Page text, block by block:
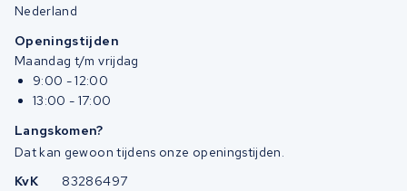
Nederland
Openingstijden
Maandag t/m vrijdag
9:00 - 12:00
13:00 - 17:00
Langskomen?
Dat kan gewoon tijdens onze openingstijden.
KvK
83286497